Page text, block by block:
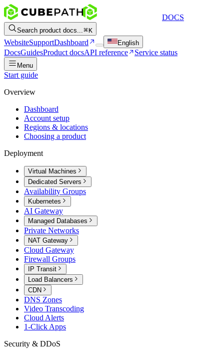
DOCS
Search product docs... K
WebsiteSupportDashboard English
DocsGuidesProduct docsAPI reference Service status
Menu
Start guide
Overview
Dashboard
Account setup
Regions & locations
Choosing a product
Deployment
Virtual Machines
Dedicated Servers
Availability Groups
Kubernetes
AI Gateway
Managed Databases
Private Networks
NAT Gateway
Cloud Gateway
Firewall Groups
IP Transit
Load Balancers
CDN
DNS Zones
Video Transcoding
Cloud Alerts
1-Click Apps
Security & DDoS